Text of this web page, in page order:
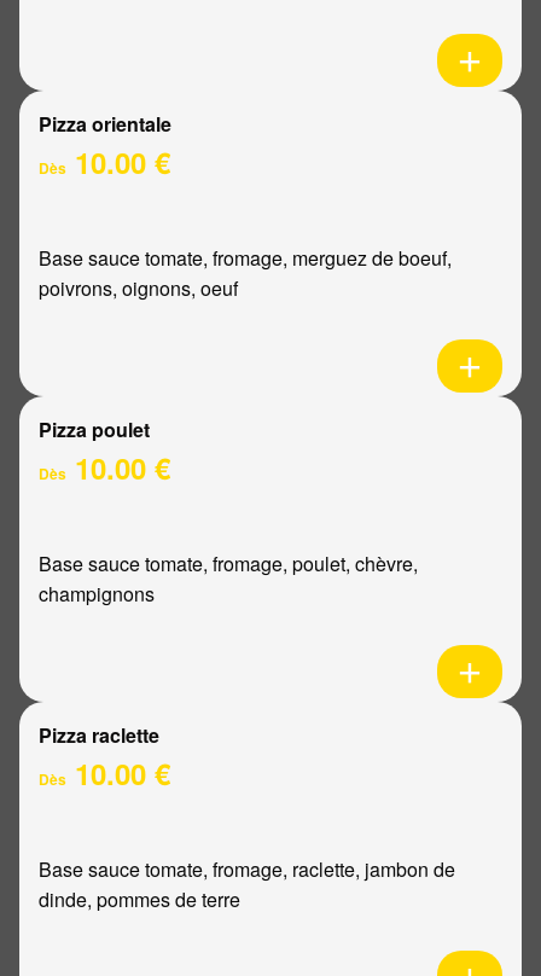
Pizza orientale
Dès 10.00 €
Base sauce tomate, fromage, merguez de boeuf,
poivrons, oignons, oeuf
Pizza poulet
Dès 10.00 €
Base sauce tomate, fromage, poulet, chèvre,
champignons
Pizza raclette
Dès 10.00 €
Base sauce tomate, fromage, raclette, jambon de
dinde, pommes de terre